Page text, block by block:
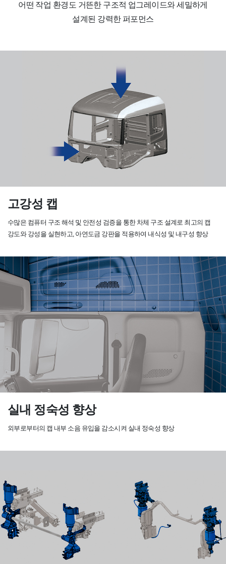
어떤 작업 환경도 거뜬한 구조적 업그레이드와 세밀하게
설계된 강력한 퍼포먼스
고강성 캡
수많은 컴퓨터 구조 해석 및 안전성 검증을 통한 차체 구조 설계로 최고의 캡
강도와 강성을 실현하고, 아연도금 강판을 적용하여 내식성 및 내구성 향상
실내 정숙성 향상
외부로부터의 캡 내부 소음 유입을 감소시켜 실내 정숙성 향상